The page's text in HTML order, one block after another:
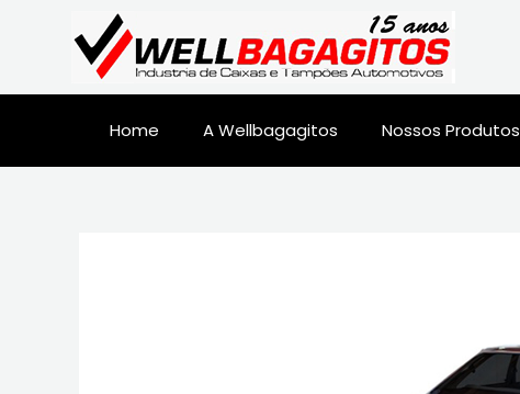
Home A Wellbagagitos Nossos Produtos